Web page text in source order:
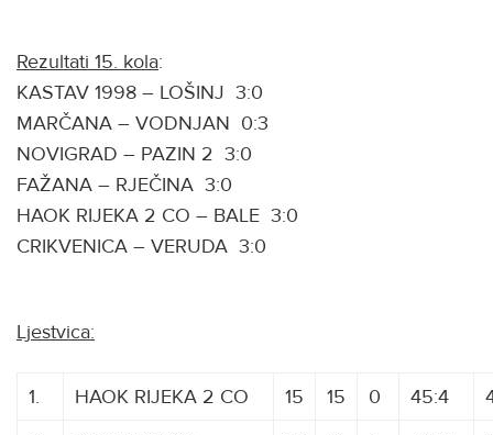
Rezultati 15. kola:
KASTAV 1998 – LOŠINJ 3:0
MARČANA – VODNJAN 0:3
NOVIGRAD – PAZIN 2 3:0
FAŽANA – RJEČINA 3:0
HAOK RIJEKA 2 CO – BALE 3:0
CRIKVENICA – VERUDA 3:0
Ljestvica:
1. HAOK RIJEKA 2 CO 15 15 0 45:4